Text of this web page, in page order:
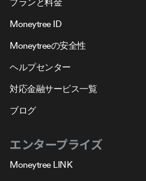
Moneytree ID
Moneytreeの安全性
ヘルプセンター
対応金融サービス一覧
ブログ
エンタープライズ
Moneytree LINK